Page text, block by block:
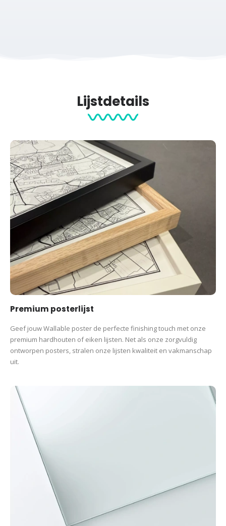
Te personaliseren met naam, eindtijd en kleurstijl
Keuze uit drie hoogwaardige materialen
Perfect cadeau voor marathonlopers
Hoge printkwaliteit en tijdloos ontwerp.
Hiermaak je een print van je eigen sportroute.
Papier & afmetingen
Al onze posters worden geprint op 200 grams premium papier met
structuur (maat S en M) en een matte afwerking, om schitteringen
te voorkomen.
De posters zijn beschikbaar in de volgende maten:S (21×30 cm)
(30×40 cm)L (50×70 cm) XL (60×90 cm)
Wil je graag een poster in een ander formaat? Neem contact
met
ons op voor de mogelijkheden.
Productcategorieën:
Sport Prints Cadeau na Marathon
Hardloop events
Hardlopen
Lijstdetails
Premium posterlijst
Geef jouw Wallable poster de perfecte finishing touch met onze
premium hardhouten of eiken lijsten. Net als onze zorgvuldig
ontworpen posters, stralen onze lijsten kwaliteit en vakmanschap
uit.